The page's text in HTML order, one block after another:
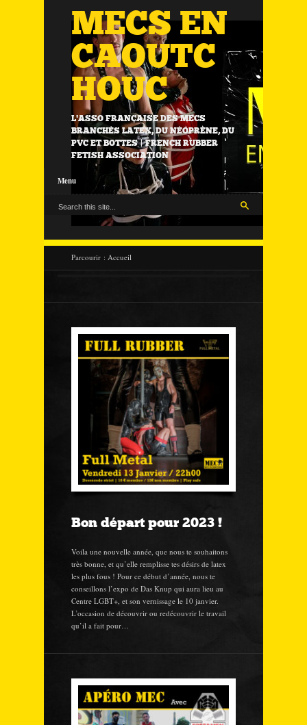
MECS EN
CAOUTC
HOUC
L'ASSO FRANÇAISE DES MECS
BRANCHÉS LATEX, DU NÉOPRÈNE, DU
PVC ET BOTTES | FRENCH RUBBER
FETISH ASSOCIATION
Menu
Parcourir : Accueil
Bon départ pour 2023 !
Voila une nouvelle année, que nous te souhaitons
très bonne, et qu’elle remplisse tes désirs de latex
les plus fous ! Pour ce début d’année, nous te
conseillons l’expo de Das Knup qui aura lieu au
Centre LGBT+, et son vernissage le 10 janvier.
L’occasion de découvrir ou redécouvrir le travail
qu’il a fait pour…